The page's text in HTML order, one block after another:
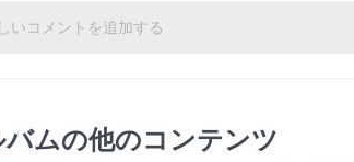
いコメントを追加する
ムの他のコンテンツ